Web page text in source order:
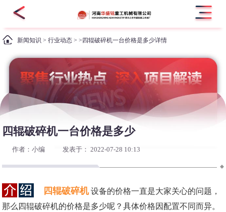
新闻知识 >行业动态 > >四辊破碎机一台价格是多少详情
四辊破碎机一台价格是多少
作者：小编 发表于： 2022-07-28 10:13
四辊破碎机 设备的价格一直是大家关心的问题，
那么四辊破碎机的价格是多少呢？具体价格因配置不同而异。